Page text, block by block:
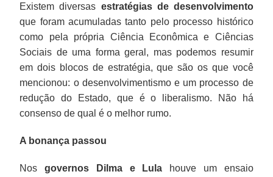
Existem diversas estratégias de desenvolvimento
que foram acumuladas tanto pelo processo histórico
como pela própria Ciência Econômica e Ciências
Sociais de uma forma geral, mas podemos resumir
em dois blocos de estratégia, que são os que você
mencionou: o desenvolvimentismo e um processo de
redução do Estado, que é o liberalismo. Não há
consenso de qual é o melhor rumo.
A bonança passou
Nos governos Dilma e Lula houve um ensaio